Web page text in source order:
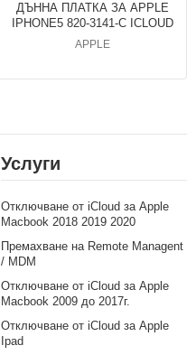
ДЪННА ПЛАТКА ЗА APPLE
IPHONE5 820-3141-C ICLOUD
APPLE
Услуги
Отключване от iCloud за Apple
Macbook 2018 2019 2020
Премахване на Remote Managent
/ MDM
Отключване от iCloud за Apple
Macbook 2009 до 2017г.
Отключване от iCloud за Apple
Ipad